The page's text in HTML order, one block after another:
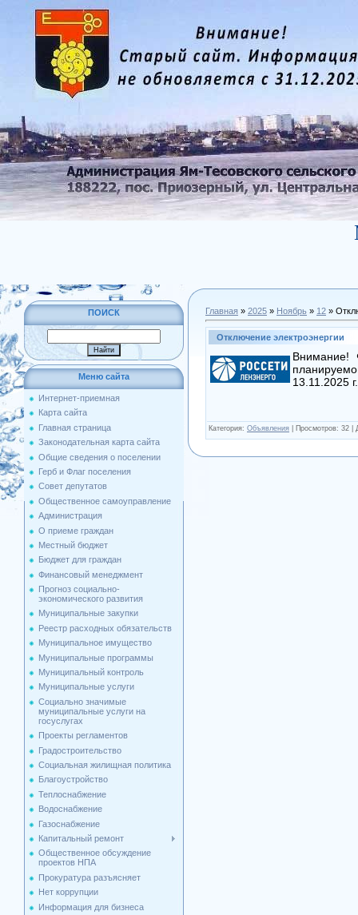
ПОИСК
Меню сайта
Интернет-приемная
Карта сайта
Главная страница
Законодательная карта сайта
Общие сведения о поселении
Герб и Флаг поселения
Совет депутатов
Общественное самоуправление
Администрация
О приеме граждан
Местный бюджет
Бюджет для граждан
Финансовый менеджмент
Прогноз социально-
экономического развития
Муниципальные закупки
Реестр расходных обязательств
Муниципальное имущество
Муниципальные программы
Муниципальный контроль
Муниципальные услуги
Социально значимые
муниципальные услуги на
госуслугах
Проекты регламентов
Градостроительство
Социальная жилищная политика
Благоустройство
Теплоснабжение
Водоснабжение
Газоснабжение
Капитальный ремонт
Общественное обсуждение
проектов НПА
Прокуратура разъясняет
Нет коррупции
Информация для бизнеса
Главная » 2025 » Ноябрь » 12 »
Отключение электроэнергии
Внимание!
13.11.2025
Категория: Объявления Просмотров: 32 |